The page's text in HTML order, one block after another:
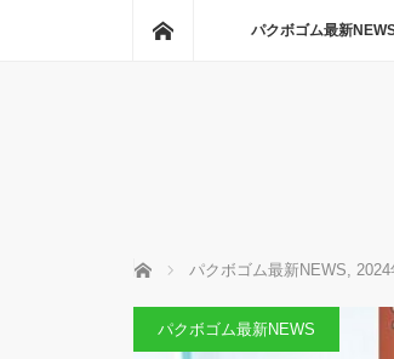
パクボゴム最新
ホーム パクボゴム最新NEWS,
パクボゴム最新NEWS